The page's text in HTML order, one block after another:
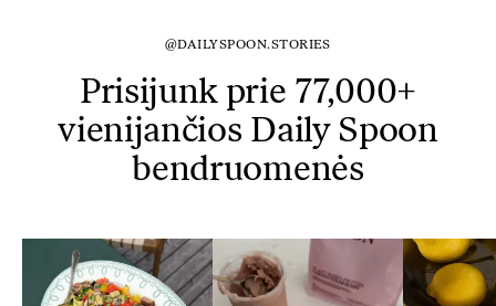
@DAILYSPOON.STORIES
Prisijunk prie 77,000+
vienijančios Daily Spoon
bendruomenės